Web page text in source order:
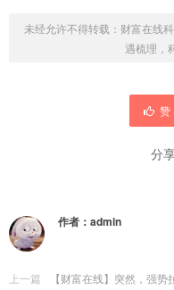
未经允许不得转载： 财富在线
遇梳理，
赞
分
作者： admin
上一篇
【财富在线】突然，强